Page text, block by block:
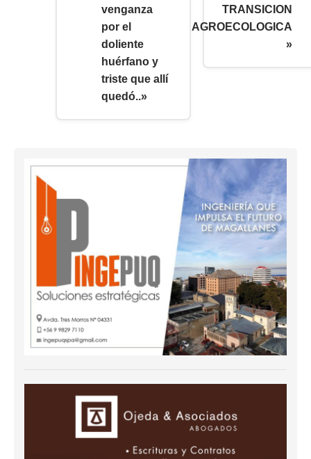
venganza
por el
doliente
huérfano y
triste que allí
quedó..»
TRANSICION
AGROECOLOGICA
»